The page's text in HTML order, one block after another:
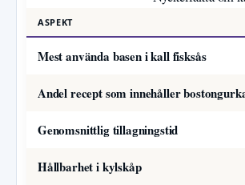
ASPEKT
Mest använda basen i kall fisksås
Andel recept som innehåller
Genomsnittlig tillagningstid
Hållbarhet i kylskåp